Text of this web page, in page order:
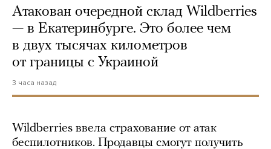
Атакован очередной склад Wildberries
— в Екатеринбурге. Это более чем
в двух тысячах километров
от границы с Украиной
3 часа назад
Wildberries ввела страхование от атак
беспилотников. Продавцы смогут получить